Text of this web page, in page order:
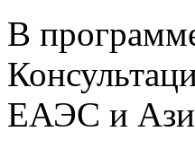
В
ЕАЭС и